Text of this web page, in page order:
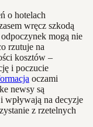
o hotelach
wręcz szkodą
mogą nie
rzutuje na
kosztów –
i poczucie
oczami
newsy są
wpływają na decyzje
z rzetelnych